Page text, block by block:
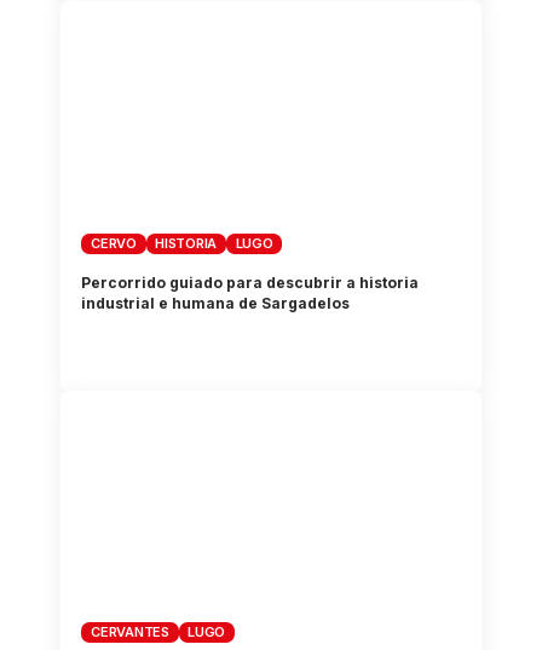
CERVO HISTORIA LUGO
Percorrido guiado para descubrir a historia
industrial e humana de Sargadelos
CERVANTES LUGO